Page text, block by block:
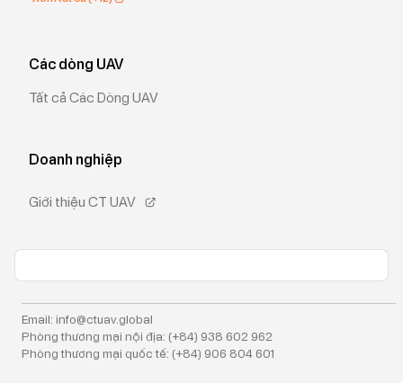
Các dòng UAV
Tất cả Các Dòng UAV
Doanh nghiệp
Giới thiệu CT UAV
Email: info@ctuav.global
Phòng thương mại nội địa: (+84) 938 602 962
Phòng thương mại quốc tế: (+84) 906 804 601